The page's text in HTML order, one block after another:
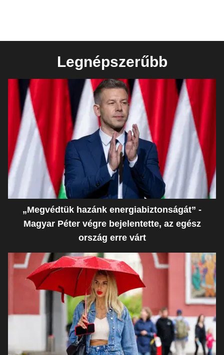
Legnépszerűbb
„Megvédtük hazánk energiabiztonságát” -
Magyar Péter végre bejelentette, az egész
ország erre várt